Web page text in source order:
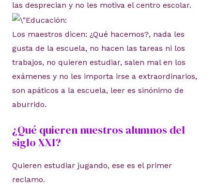
las desprecian y no les motiva el centro escolar.
Los maestros dicen: ¿Qué hacemos?, nada les
gusta de la escuela, no hacen las tareas ni los
trabajos, no quieren estudiar, salen mal en los
exámenes y no les importa irse a extraordinarios,
son apáticos a la escuela, leer es sinónimo de
aburrido.
¿Qué quieren nuestros alumnos del
siglo XXI?
Quieren estudiar jugando, ese es el primer
reclamo.